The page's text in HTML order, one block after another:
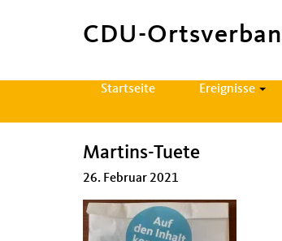
CDU-
Hauptnavigation
Startseite Ereignisse
Martins-Tuete
26. Februar 2021